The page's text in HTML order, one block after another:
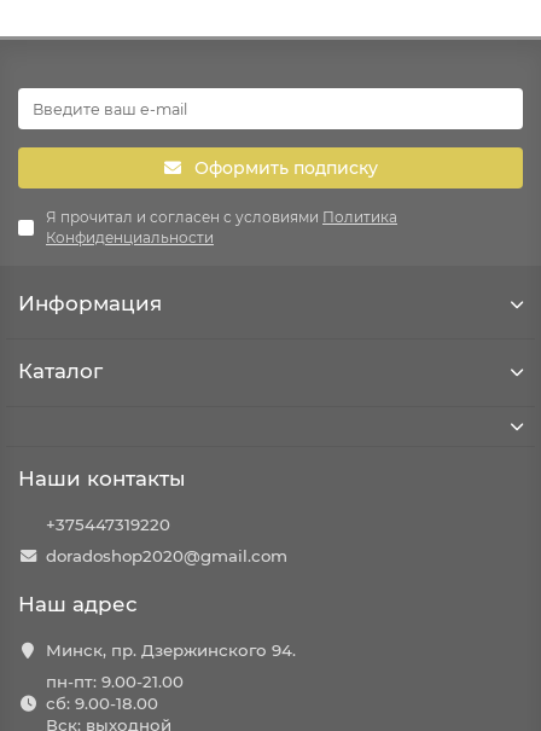
Оформить подписку
Я прочитал и согласен с условиями Политика
Конфиденциальности
Информация
Каталог
Наши контакты
+375447319220
doradoshop2020@gmail.com
Наш адрес
Минск, пр. Дзержинского 94.
пн-пт: 9.00-21.00
сб: 9.00-18.00
Вск: выходной